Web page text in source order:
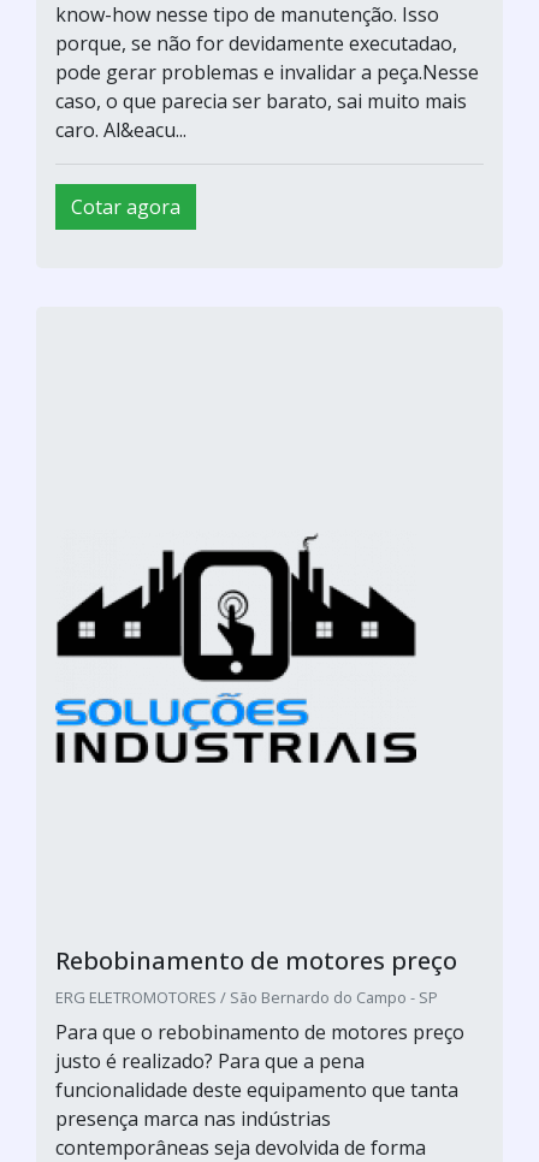
know-how nesse tipo de manutenção. Isso
porque, se não for devidamente executadao,
pode gerar problemas e invalidar a peça.Nesse
caso, o que parecia ser barato, sai muito mais
caro. Al&eacu...
Cotar agora
Rebobinamento de motores preço
ERG ELETROMOTORES / São Bernardo do Campo - SP
Para que o rebobinamento de motores preço
justo é realizado? Para que a pena
funcionalidade deste equipamento que tanta
presença marca nas indústrias
contemporâneas seja devolvida de forma